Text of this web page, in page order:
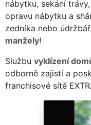
nábytku, sekání
opravu nábytku a
zedníka nebo
manžely!
Službu vyklízení
odborně zajistí a
franchisové sítě